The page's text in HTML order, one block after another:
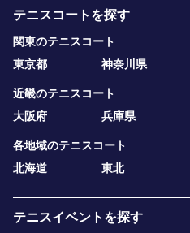
テニスコートを探す
関東のテニスコート
東京都
神奈川県
近畿のテニスコート
大阪府
兵庫県
各地域のテニスコート
北海道
東北
テニスイベントを探す